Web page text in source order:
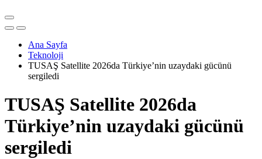
Ana Sayfa
Teknoloji
TUSAŞ Satellite 2026da Türkiye’nin uzaydaki gücünü
sergiledi
TUSAŞ Satellite 2026da
Türkiye’nin uzaydaki gücünü
sergiledi